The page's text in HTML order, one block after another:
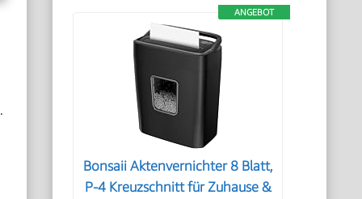
ANGEBOT
Bonsaii Aktenvernichter 8 Blatt,
P-4 Kreuzschnitt für Zuhause &